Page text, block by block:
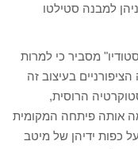
למבנה סטילטו
מסביר כי למרות
בעיצוב זה
הרוסית,
אותה פיתחה המקומית
כפות ידיהן של מיטב